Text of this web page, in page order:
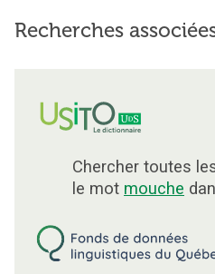
Recherches
Chercher toutes
le mot mouche